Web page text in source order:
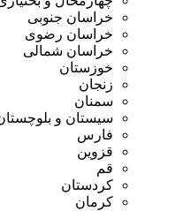
خراسان جنوبی
خراسان رضوی
خراسان شمالی
خوزستان
زنجان
سمنان
سیستان و
فارس
قزوین
قم
کردستان
کرمان